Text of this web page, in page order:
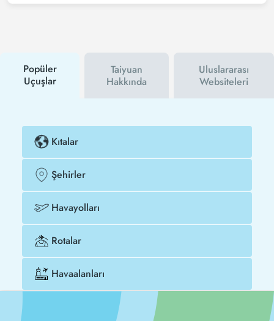
için Tezfly haber bültenine üye olabilir veya Tezfly
uçak biletinizi çok daha ucuza satın alabilirsiniz.
Popüler
Uçuşlar
Taiyuan
Hakkında
Uluslararası
Websiteleri
Kıtalar
Şehirler
Havayolları
Rotalar
Havaalanları